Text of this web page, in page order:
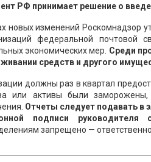
РФ принимает решение о
новых изменений Роскомнадзор
федеральной почтовой
экономических мер. Среди
средств и другого
должны раз в квартал
или активы были
Отчеты следует подавать в
подписи руководителя
запрещено —